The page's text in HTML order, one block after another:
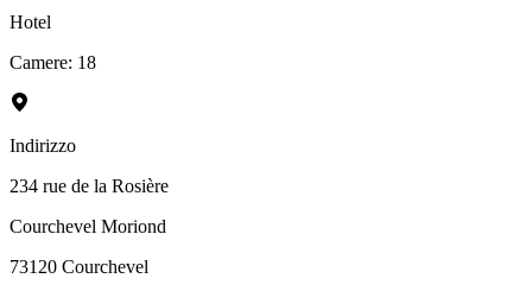
Hotel
Camere: 18
Indirizzo
234 rue de la Rosière
Courchevel Moriond
73120 Courchevel